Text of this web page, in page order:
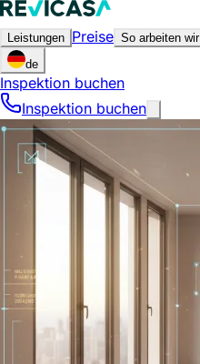
Leistungen Preise So arbeiten wir
de
Inspektion buchen
Inspektion buchen